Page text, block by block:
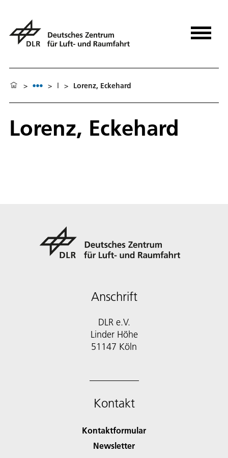
> > l > Lorenz, Eckehard
Lorenz, Eckehard
Anschrift
DLR e.V.
Linder Höhe
51147 Köln
Kontakt
Kontaktformular
Newsletter